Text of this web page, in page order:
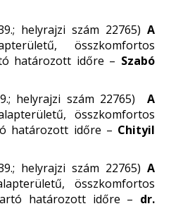
helyrajzi szám 22765) A
összkomfortos
határozott időre – Szabó
helyrajzi szám 22765) A
összkomfortos
határozott időre – Chityil
helyrajzi szám 22765) A
összkomfortos
határozott időre – dr.